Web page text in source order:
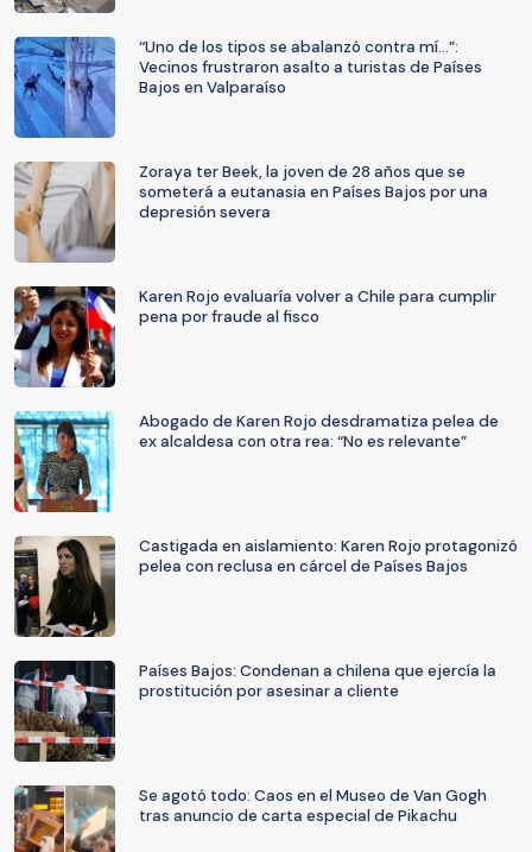
“Uno de los tipos se abalanzó contra mí…”:
Vecinos frustraron asalto a turistas de Países
Bajos en Valparaíso
Zoraya ter Beek, la joven de 28 años que se
someterá a eutanasia en Países Bajos por una
depresión severa
Karen Rojo evaluaría volver a Chile para cumplir
pena por fraude al fisco
Abogado de Karen Rojo desdramatiza pelea de
ex alcaldesa con otra rea: “No es relevante”
Castigada en aislamiento: Karen Rojo protagonizó
pelea con reclusa en cárcel de Países Bajos
Países Bajos: Condenan a chilena que ejercía la
prostitución por asesinar a cliente
Se agotó todo: Caos en el Museo de Van Gogh
tras anuncio de carta especial de Pikachu